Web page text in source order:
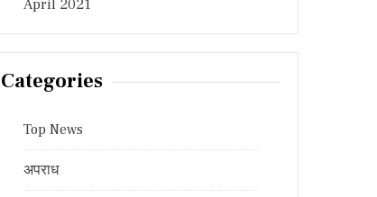
April 2021
Categories
Top News
अपराध